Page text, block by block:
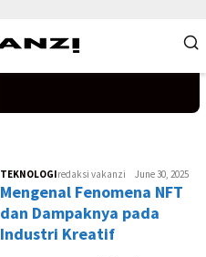
TEKNOLOGIredaksi vakanzi June 30, 2025
Mengenal Fenomena NFT
dan Dampaknya pada
Industri Kreatif